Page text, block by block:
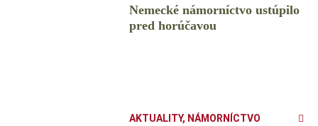
Nemecké námorníctvo ustúpilo
pred horúčavou
AKTUALITY, NÁMORNÍCTVO